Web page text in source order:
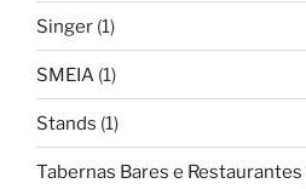
Singer (1)
SMEIA (1)
Stands (1)
Tabernas Bares e Restaurantes